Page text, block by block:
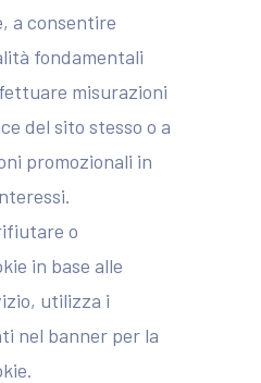
a consentire
fondamentali
misurazioni
del sito stesso o a
promozionali in
o
in base alle
utilizza i
nel banner per la